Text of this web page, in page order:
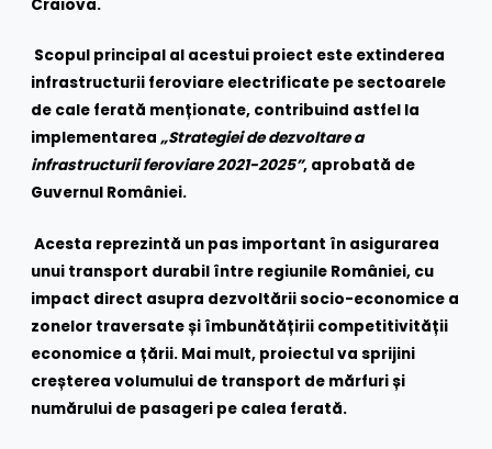
Craiova.
Scopul principal al acestui proiect este extinderea
infrastructurii feroviare electrificate pe sectoarele
de cale ferată menționate, contribuind astfel la
implementarea„Strategiei de dezvoltare a
infrastructurii feroviare 2021-2025”, aprobată de
Guvernul României.
Acesta reprezintă un pas important în asigurarea
unui transport durabil între regiunile României, cu
impact direct asupra dezvoltării socio-economice a
zonelor traversate și îmbunătățirii competitivității
economice a țării. Mai mult, proiectul va sprijini
creșterea volumului de transport de mărfuri și
numărului de pasageri pe calea ferată.